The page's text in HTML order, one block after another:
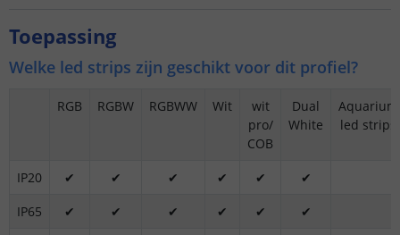
Toepassing
Welke led strips zijn geschikt voor dit profiel?
RGB RGBW RGBWW Wit
wit
pro/
COB
Dual
White
Aquarium
led strips
IP20 ✔ ✔ ✔ ✔ ✔
✔
IP65
✔ ✔ ✔ ✔ ✔
✔